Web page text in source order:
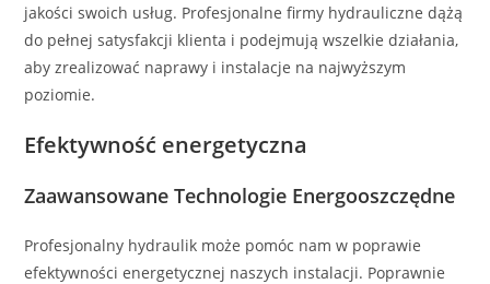
jakości swoich usług. Profesjonalne firmy hydrauliczne dążą
do pełnej satysfakcji klienta i podejmują wszelkie działania,
aby zrealizować naprawy i instalacje na najwyższym
poziomie.
Efektywność energetyczna
Zaawansowane Technologie Energooszczędne
Profesjonalny hydraulik może pomóc nam w poprawie
efektywności energetycznej naszych instalacji. Poprawnie